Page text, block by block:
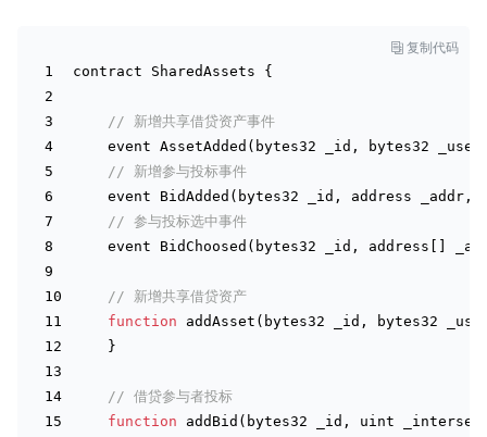
 复制代码
contract SharedAssets {
// 新增共享借贷资产事件
    event
AssetAdded( bytes32 _id , bytes32
// 新增参与投标事件
    event
BidAdded( bytes32 _id , address _addr ,
// 参与投标选中事件
    event
BidChoosed( bytes32 _id , address
// 新增共享借贷资产
function addAsset( bytes32 _id , bytes32
    }
// 借贷参与者投标
function add Bid( bytes32 _id , uint _interset